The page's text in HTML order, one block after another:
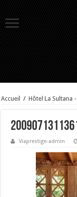
Accueil / Hôtel La Sultana
Viaprestige-admin